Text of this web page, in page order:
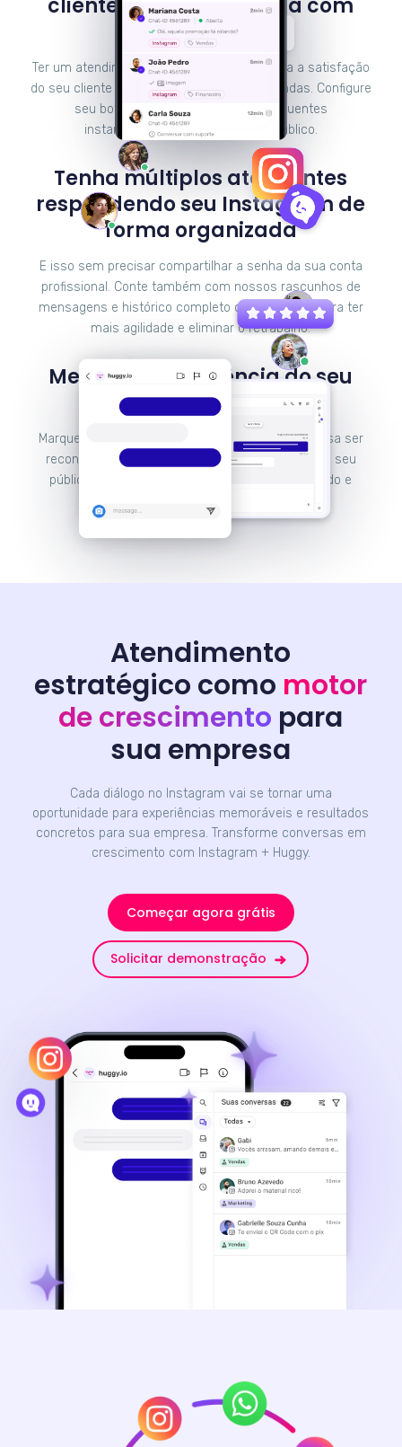
clientes 24 horas por dia com
chatbots
Ter um atendimento em tempo real aumenta a satisfação
do seu cliente e, consequentemente, as vendas. Configure
seu bot para responder dúvidas frequentes
instantaneamente e fidelize seu público.
Tenha múltiplos atendentes
respondendo seu Instagram de
forma organizada
E isso sem precisar compartilhar a senha da sua conta
profissional. Conte também com nossos rascunhos de
mensagens e histórico completo de interações para ter
mais agilidade e eliminar o retrabalho.
Melhore a experiência do seu
cliente e venda mais
Marque presença no Instagram e faça sua empresa ser
reconhecida pela experiência que proporciona ao seu
público através de um atendimento personalizado e
Atendimento
estratégico como motor
de crescimento para
sua empresa
Cada diálogo no Instagram vai se tornar uma
oportunidade para experiências memoráveis e resultados
concretos para sua empresa. Transforme conversas em
crescimento com Instagram + Huggy.
Começar agora grátis
Solicitar demonstração